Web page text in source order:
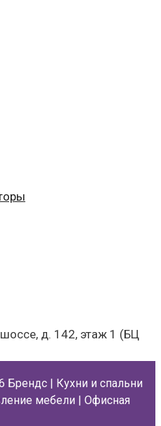
д. 142, этаж 1 (БЦ
Брендс | Кухни и спальни
мебели | Офисная